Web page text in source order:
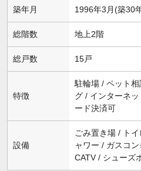
築年月 1996年3月(築30
総階数 地上2階
総戸数 15戸
特徴
駐輪場 / ペット
グ / インターネ
ード決済可
設備
ごみ置き場 / ト
ャワー / ガスコ
CATV / シューズ